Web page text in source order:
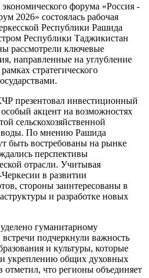
форума «Россия -
2026» состоялась рабочая
Республики Рашида
Республики Таджикистан
рассмотрели ключевые
направленные на углубление
стратегического
презентовал инвестиционный
акцент на возможностях
сельскохозяйственной
воды. По мнению Рашида
быть востребованы на рынке
перспективы
отрасли. Учитывая
в развитии
стороны заинтересованы в
и разработке новых
гуманитарному
подчеркнули важность
и культуры, которые
укреплению общих духовных
что регионы объединяет